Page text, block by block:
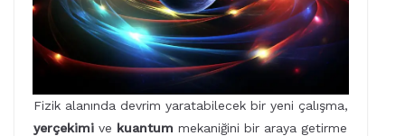
Fizik alanında devrim yaratabilecek bir yeni çalışma,
yerçekimi ve kuantum mekaniğini bir araya getirme